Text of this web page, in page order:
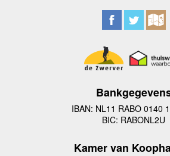
IBAN: NL11 RABO 0140
BIC: RABONL2U
Kamer van